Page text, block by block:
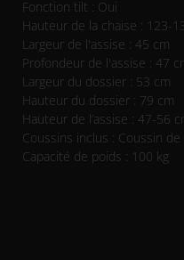
Fonction tilt : Oui
Hauteur de la chaise : 123-
Largeur de l'assise : 45 cm
Profondeur de l'assise : 47
Largeur du dossier : 53 cm
Hauteur du dossier : 79 cm
Hauteur de l’assise : 47-56
Coussins inclus : Coussin
Capacité de poids : 100 kg